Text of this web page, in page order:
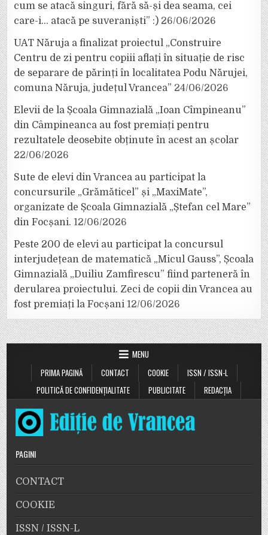
cum se atacă singuri, fără să-și dea seama, cei
care-i… atacă pe suveraniști” :) 26/06/2026
UAT Năruja a finalizat proiectul „Construire
Centru de zi pentru copiii aflați în situație de risc
de separare de părinți în localitatea Podu Nărujei,
comuna Năruja, județul Vrancea” 24/06/2026
Elevii de la Școala Gimnazială „Ioan Cîmpineanu”
din Câmpineanca au fost premiați pentru
rezultatele deosebite obținute în acest an școlar
22/06/2026
Sute de elevi din Vrancea au participat la
concursurile „Grămăticel” și „MaxiMate”,
organizate de Școala Gimnazială „Ștefan cel Mare”
din Focșani. 12/06/2026
Peste 200 de elevi au participat la concursul
interjudețean de matematică „Micul Gauss”, Școala
Gimnazială „Duiliu Zamfirescu” fiind parteneră în
derularea proiectului. Zeci de copii din Vrancea au
fost premiați la Focșani 12/06/2026
MENU
PRIMA PAGINĂ
CONTACT COOKIE
ISSN / ISSN-L
POLITICĂ DE CONFIDENȚIALITATE
PUBLICITATE REDACȚIA
PAGINI
CONTACT
COOKIE
ISSN / ISSN-L